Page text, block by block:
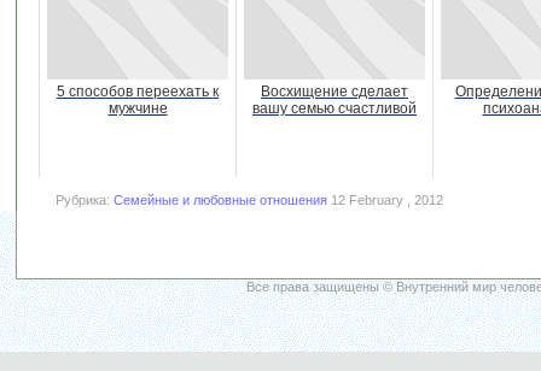
5 способов переехать к
мужчине
Восхищение сделает
вашу семью счастливой
Рубрика: Семейные и любовные отношения 12 February , 2012
Все права защищены © Внутренний мир